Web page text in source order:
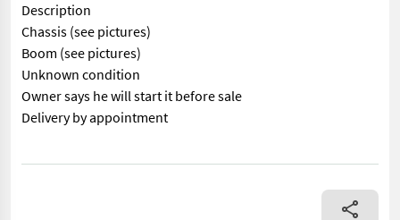
Description
Chassis (see pictures)
Boom (see pictures)
Unknown condition
Owner says he will start it before sale
Delivery by appointment
== Mer informasjon (NO) == mascus_category: excavators